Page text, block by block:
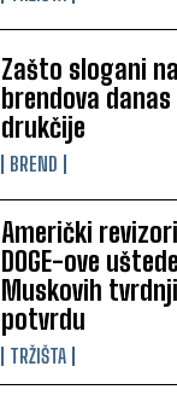
Zašto slogani
brendova danas
drukčije
BREND
Američki
DOGE-ove
Muskovih
potvrdu
TRŽIŠTA